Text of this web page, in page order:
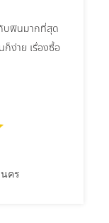
กับฟินมากที่สุด
ก็ง่าย เรื่องซื้อ
คร